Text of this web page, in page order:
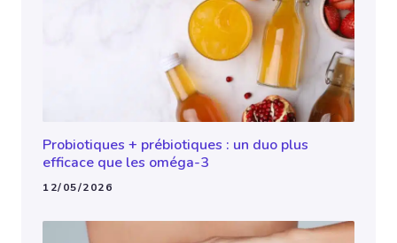
Probiotiques + prébiotiques : un duo plus
efficace que les oméga-3
12/05/2026